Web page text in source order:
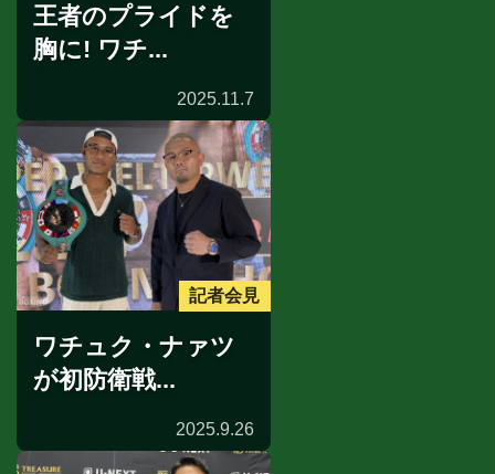
王者のプライドを
胸に! ワチ...
2025.11.7
記者会見
ワチュク・ナァツ
が初防衛戦...
2025.9.26